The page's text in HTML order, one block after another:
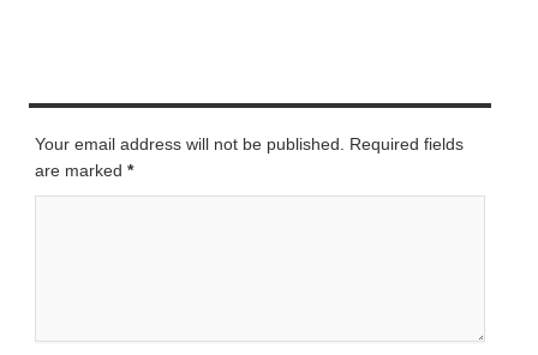
Your email address will not be published. Required fields
are marked *